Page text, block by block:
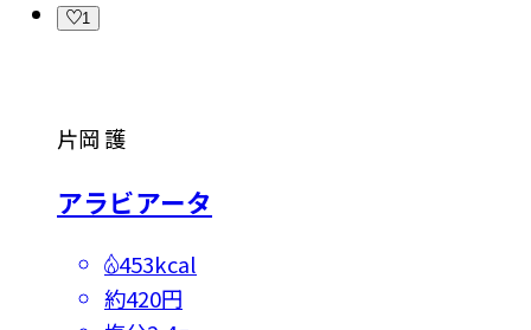
1
片岡 護
アラビアータ
453kcal
約420円